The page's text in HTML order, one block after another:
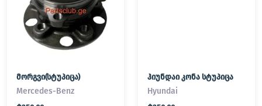
მორგვი(სტუპიცა)
Mercedes-Benz
ჰიუნდაი კონა სტუპიცა
Hyundai